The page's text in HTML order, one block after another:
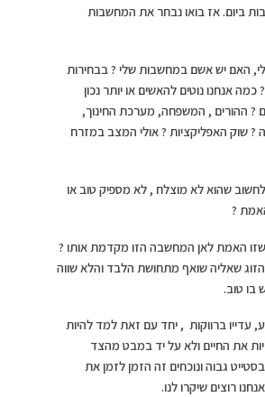
ביום. אז בואו נבחר את המחשבות
האם יש אשם במחשבות שלי ? בבחירות
אנחנו נוטים להאשים או יותר נכון
? ההורים , המשפחה, מערכת החינוך,
שוק האפליקציות ? אולי המצב במזרח
שהוא לא מוצלח , לא מספיק טוב או
?
שזו האמת לאן המחשבה הזו מקדמת אותו ?
שאליה שואף מתחושת הלבד והלא שווה
בו טוב.
עדייו ברווקות , יחד עם זאת למד להיות
את החיים ולא על יד במבט מהצד
גבוה ונוכחים זה הזמן לזמן את
רוצים שיקרו לנו.